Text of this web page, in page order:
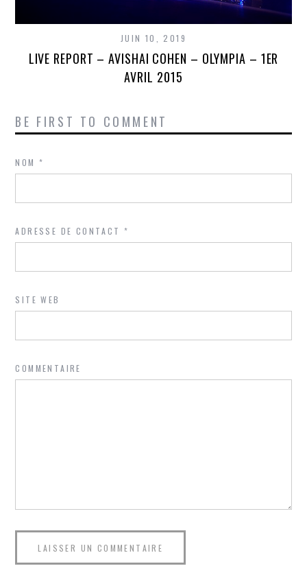
JUIN 10, 2019
LIVE REPORT – AVISHAI COHEN – OLYMPIA – 1ER
AVRIL 2015
BE FIRST TO COMMENT
NOM*
ADRESSE DE CONTACT*
SITE WEB
COMMENTAIRE